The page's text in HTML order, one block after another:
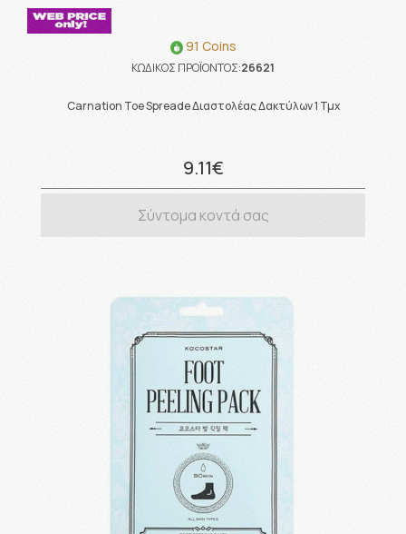
91 Coins
ΚΩΔΙΚΟΣ ΠΡΟΪΟΝΤΟΣ:26621
Carnation Toe Spreade Διαστολέας Δακτύλων 1 Τμχ
9.11€
Σύντομα κοντά σας